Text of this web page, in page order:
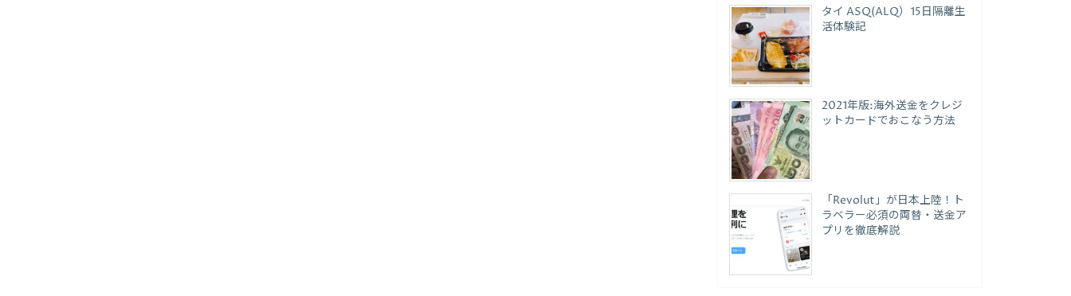
タイ ASQ(ALQ）15日隔離生
活体験記
2021年版:海外送金をクレジ
ットカードでおこなう方法
「Revolut」が日本上陸！ト
ラベラー必須の両替・送金ア
プリを徹底解説